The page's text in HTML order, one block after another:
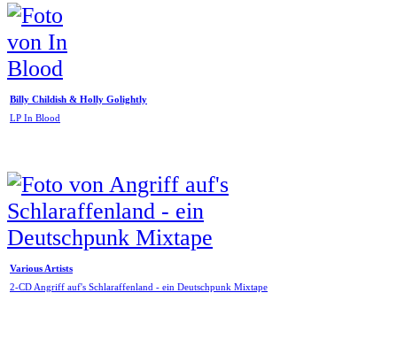
Billy Childish & Holly Golightly
LP In Blood
Various Artists
2-CD Angriff auf's Schlaraffenland - ein Deutschpunk Mixtape